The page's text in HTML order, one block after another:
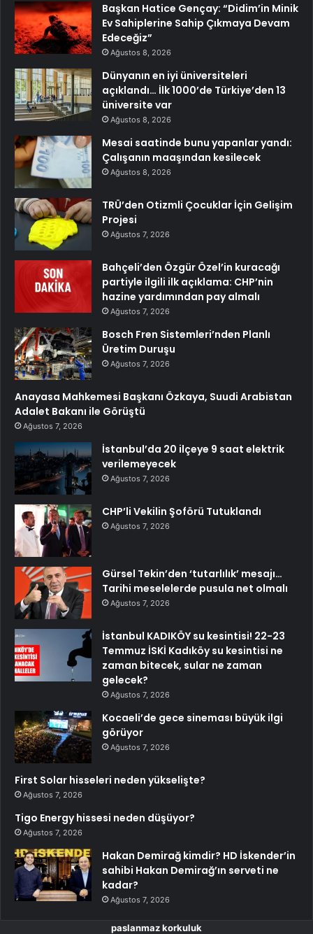
Başkan Hatice Gençay: “Didim’in Minik
Ev Sahiplerine Sahip Çıkmaya Devam
Edeceğiz”
Ağustos 8, 2026
Dünyanın en iyi üniversiteleri
açıklandı… İlk 1000’de Türkiye’den 13
üniversite var
Ağustos 8, 2026
Mesai saatinde bunu yapanlar yandı:
Çalışanın maaşından kesilecek
Ağustos 8, 2026
TRÜ’den Otizmli Çocuklar İçin Gelişim
Projesi
Ağustos 7, 2026
Bahçeli’den Özgür Özel’in kuracağı
partiyle ilgili ilk açıklama: CHP’nin
hazine yardımından pay almalı
Ağustos 7, 2026
Bosch Fren Sistemleri’nden Planlı
Üretim Duruşu
Ağustos 7, 2026
Anayasa Mahkemesi Başkanı Özkaya, Suudi Arabistan
Adalet Bakanı ile Görüştü
Ağustos 7, 2026
İstanbul’da 20 ilçeye 9 saat elektrik
verilemeyecek
Ağustos 7, 2026
CHP’li Vekilin Şoförü Tutuklandı
Ağustos 7, 2026
Gürsel Tekin’den ‘tutarlılık’ mesajı…
Tarihi meselelerde pusula net olmalı
Ağustos 7, 2026
İstanbul KADIKÖY su kesintisi! 22-23
Temmuz İSKİ Kadıköy su kesintisi ne
zaman bitecek, sular ne zaman
gelecek?
Ağustos 7, 2026
Kocaeli’de gece sineması büyük ilgi
görüyor
Ağustos 7, 2026
First Solar hisseleri neden yükselişte?
Ağustos 7, 2026
Tigo Energy hissesi neden düşüyor?
Ağustos 7, 2026
Hakan Demirağ kimdir? HD İskender’in
sahibi Hakan Demirağ’ın serveti ne
kadar?
Ağustos 7, 2026
paslanmaz korkuluk